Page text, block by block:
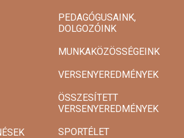
PEDAGÓGUSAINK,
DOLGOZÓINK
MUNKAKÖZÖSSÉGEINK
VERSENYEREDMÉNYEK
ÖSSZESÍTETT
VERSENYEREDMÉNYEK
SPORTÉLET